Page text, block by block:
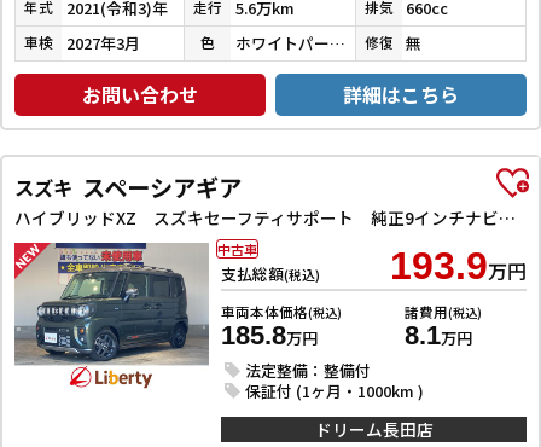
年式 2021(令和3)年 走行 5.6万km 排気 660cc
車検 2027年3月 色 ホワイトパール３コートパール 修復 無
お問い合わせ 詳細はこちら
スズキ スペーシアギア
ハイブリッドXZ スズキセーフティサポート 純正9インチナビ TV Bluetooth対応 全方位カメラ 両側自動ドア ヘッドアップディスプレイ アダプティブクルーズコントロール ステアリングヒーター LEDヘッドライ
支払総額(税込) 193.9万円
車両本体価格(税込)
185.8万円
諸費用(税込)
8.1万円
法定整備：整備付
保証付 (1ヶ月・1000km )
中古車
ドリーム長田店